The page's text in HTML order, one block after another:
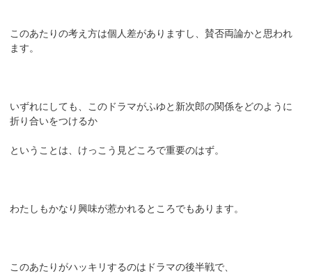
このあたりの考え方は個人差がありますし、賛否両論かと思われ
ます。
いずれにしても、このドラマがふゆと新次郎の関係をどのように
折り合いをつけるか
ということは、けっこう見どころで重要のはず。
わたしもかなり興味が惹かれるところでもあります。
このあたりがハッキリするのはドラマの後半戦で、